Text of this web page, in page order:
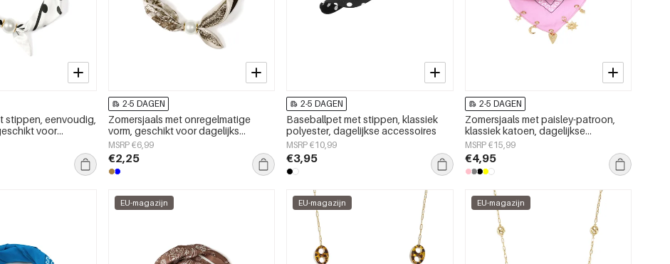
stippen, eenvoudig,
voor
2-5 DAGEN
Zomersjaals met onregelmatige
vorm, geschikt voor dagelijks
gebruik, van polyester, dagelijkse
accessoires
MSRP €6,99
€2,25
2-5 DAGEN
Baseballpet met stippen, klassiek
polyester, dagelijkse accessoires
MSRP €10,99
€3,95
2-5 DAGEN
Zomersjaals met paisley-patroon,
klassiek katoen, dagelijkse
accessoires
MSRP €15,99
€4,95
EU-magazijn EU-magazijn EU-magazijn